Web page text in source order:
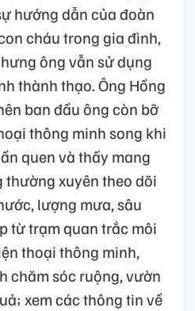
hướng dẫn của đoàn
cháu trong gia đình,
ông vẫn sử dụng
thành thạo. Ông Hồng
ban đầu ông còn bỡ
thông minh song khi
quen và thấy mang
thường xuyên theo dõi
lượng mưa, sâu
từ trạm quan trắc môi
thoại thông minh,
chăm sóc ruộng, vườn
xem các thông tin về